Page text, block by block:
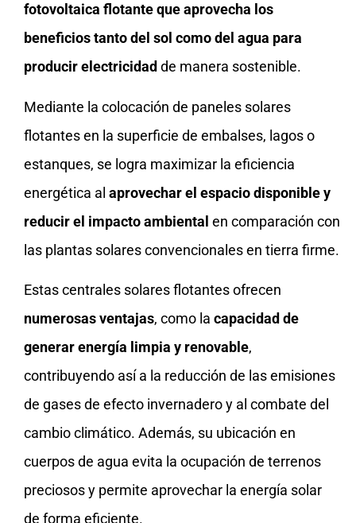
fotovoltaica flotante que aprovecha los
beneficios tanto del sol como del agua para
producir electricidad de manera sostenible.
Mediante la colocación de paneles solares
flotantes en la superficie de embalses, lagos o
estanques, se logra maximizar la eficiencia
energética al aprovechar el espacio disponible y
reducir el impacto ambiental en comparación con
las plantas solares convencionales en tierra firme.
Estas centrales solares flotantes ofrecen
numerosas ventajas, como la capacidad de
generar energía limpia y renovable,
contribuyendo así a la reducción de las emisiones
de gases de efecto invernadero y al combate del
cambio climático. Además, su ubicación en
cuerpos de agua evita la ocupación de terrenos
preciosos y permite aprovechar la energía solar
de forma eficiente.